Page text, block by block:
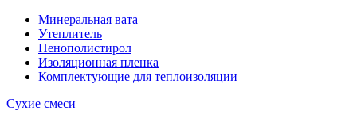
Минеральная вата
Утеплитель
Пенополистирол
Изоляционная пленка
Комплектующие для теплоизоляции
Сухие смеси